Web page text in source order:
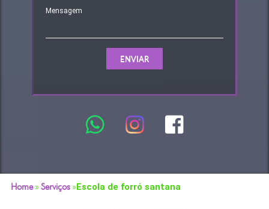
Home » Serviços »Escola de forró santana